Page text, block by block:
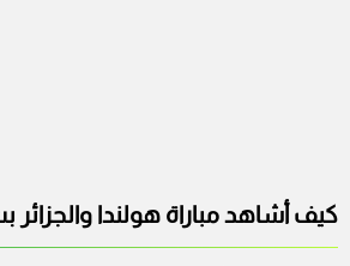
كيف أشاهد مباراة هولندا والجزائر